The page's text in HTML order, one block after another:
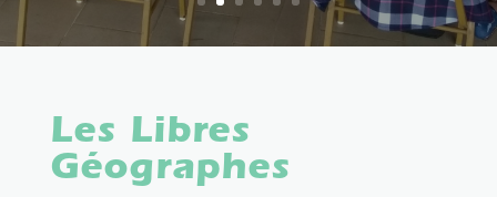
Les Libres
Géographes